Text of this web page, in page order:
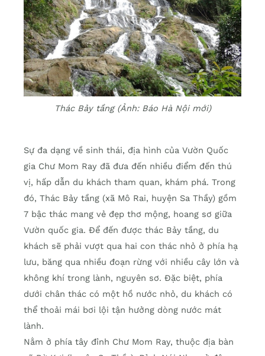
Thác Bảy tầng (Ảnh: Báo Hà Nội mới)
Sự đa dạng về sinh thái, địa hình của Vườn Quốc
gia Chư Mom Ray đã đưa đến nhiều điểm đến thú
vị, hấp dẫn du khách tham quan, khám phá. Trong
đó, Thác Bảy tầng (xã Mô Rai, huyện Sa Thầy) gồm
7 bậc thác mang vẻ đẹp thơ mộng, hoang sơ giữa
Vườn quốc gia. Để đến được thác Bảy tầng, du
khách sẽ phải vượt qua hai con thác nhỏ ở phía hạ
lưu, băng qua nhiều đoạn rừng với nhiều cây lớn và
không khí trong lành, nguyên sơ. Đặc biệt, phía
dưới chân thác có một hồ nước nhỏ, du khách có
thể thoải mái bơi lội tận hưởng dòng nước mát
lành.
Nằm ở phía tây đỉnh Chư Mom Ray, thuộc địa bàn